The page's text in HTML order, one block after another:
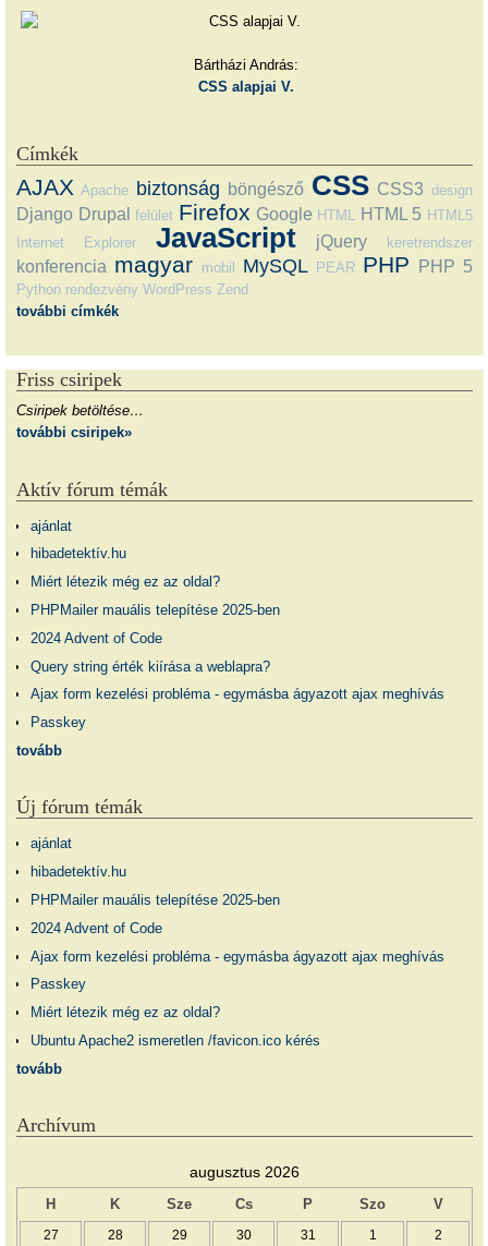
Bártházi András:
CSS alapjai V.
Címkék
AJAX Apache biztonság böngésző CSS CSS3 design
Django Drupal felület Firefox Google HTML HTML 5 HTML5
Internet Explorer
JavaScript jQuery keretrendszer
konferencia magyar mobil MySQL PEAR PHP PHP 5
Python rendezvény WordPress Zend
további címkék
Friss csiripek
Csiripek betöltése…
további csiripek»
Aktív fórum témák
ajánlat
hibadetektív.hu
Miért létezik még ez az oldal?
PHPMailer mauális telepítése 2025-ben
2024 Advent of Code
Query string érték kiírása a weblapra?
Ajax form kezelési probléma - egymásba ágyazott ajax meghívás
Passkey
tovább
Új fórum témák
ajánlat
hibadetektív.hu
PHPMailer mauális telepítése 2025-ben
2024 Advent of Code
Ajax form kezelési probléma - egymásba ágyazott ajax meghívás
Passkey
Miért létezik még ez az oldal?
Ubuntu Apache2 ismeretlen /favicon.ico kérés
tovább
Archívum
augusztus 2026
H K Sze Cs P Szo V
27 28 29 30 31 1 2